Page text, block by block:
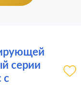
серии
с